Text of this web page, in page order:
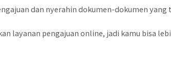
dan nyerahin dokumen-dokumen yang
layanan pengajuan online, jadi kamu bisa